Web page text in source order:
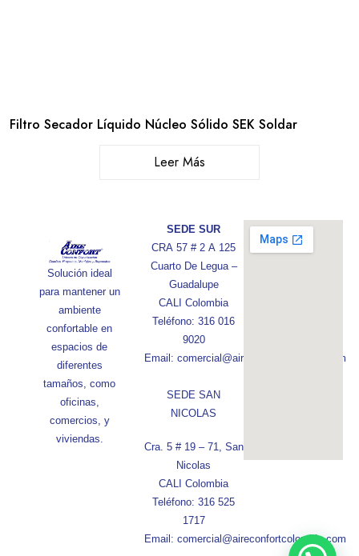
Filtro Secador Líquido Núcleo Sólido SEK Soldar
Leer Más
Solución ideal
para mantener un
ambiente
confortable en
espacios de
diferentes
tamaños, como
oficinas,
comercios, y
viviendas.
SEDE SUR
CRA 57 # 2 A 125
Cuarto De Legua –
Guadalupe
CALI Colombia
Teléfono: 316 016
9020
Email: comercial@aireconfortcolombia.com
SEDE SAN
NICOLAS
Cra. 5 # 19 – 71, San
Nicolas
CALI Colombia
Teléfono: 316 525
1717
Email: comercial@aireconfortcolombia.com